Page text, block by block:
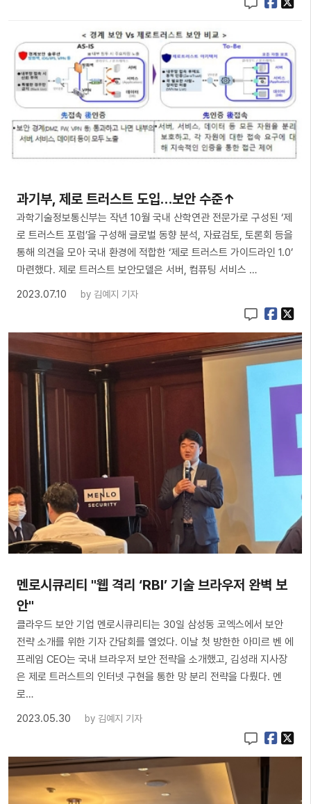
과기부, 제로 트러스트 도입…보안 수준↑
과학기술정보통신부는 작년 10월 국내 산학연관 전문가로 구성된 ‘제
로 트러스트 포럼’을 구성해 글로벌 동향 분석, 자료검토, 토론회 등을
통해 의견을 모아 국내 환경에 적합한 ‘제로 트러스트 가이드라인 1.0’
마련했다. 제로 트러스트 보안모델은 서버, 컴퓨팅 서비스 …
2023.07.10
by 김예지 기자
멘로시큐리티 "웹 격리 ‘RBI’ 기술 브라우저 완벽 보
안"
클라우드 보안 기업 멘로시큐리티는 30일 삼성동 코엑스에서 보안
전략 소개를 위한 기자 간담회를 열었다. 이날 첫 방한한 아미르 벤 에
프레임 CEO는 국내 브라우저 보안 전략을 소개했고, 김성래 지사장
은 제로 트러스트의 인터넷 구현을 통한 망 분리 전략을 다뤘다. 멘
로…
2023.05.30
by 김예지 기자